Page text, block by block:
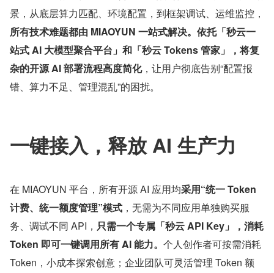
景，从底层算力匹配、环境配置，到框架调试、运维监控，
所有技术难题都由 MIAOYUN 一站式解决。依托「秒云一
站式 AI 大模型聚合平台」和「秒云 Tokens 管家」，将复
杂的开源 AI 部署流程高度简化，让用户彻底告别“配置报
错、算力不足、管理混乱”的困扰。
一键接入，释放 AI 生产力
在 MIAOYUN 平台，所有开源 AI 应用均采用“统一 Token
计费、统一额度管理”模式 ，无需为不同应用单独购买服
务、调试不同 API， 只需一个专属「秒云 API Key」，消耗
Token 即可一键调用所有 AI 能力。 个人创作者可按需消耗
Token，小成本探索创意；企业团队可灵活管理 Token 额